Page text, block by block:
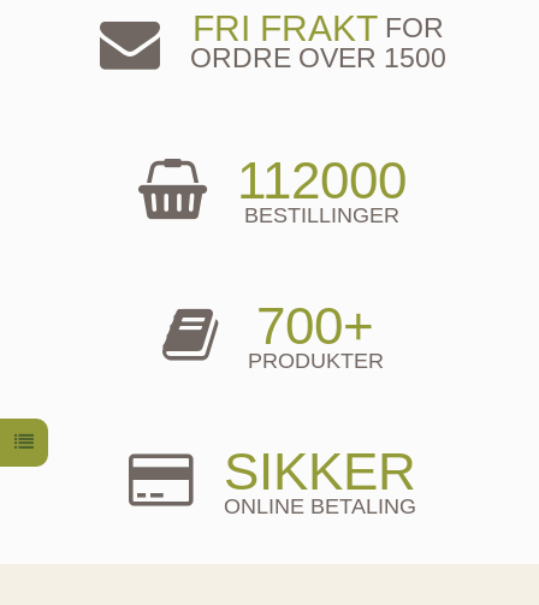
FRI FRAKTFOR
ORDRE OVER 1500
112000
BESTILLINGER
700+
PRODUKTER
SIKKER
ONLINE BETALING